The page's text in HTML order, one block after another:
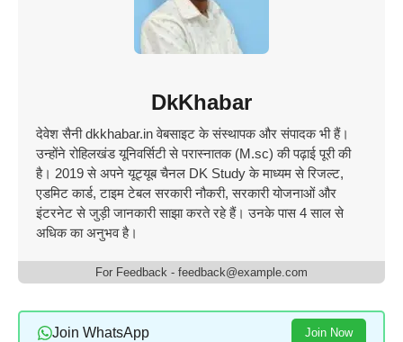
DkKhabar
देवेश सैनी dkkhabar.in वेबसाइट के संस्थापक और संपादक भी हैं।
उन्होंने रोहिलखंड यूनिवर्सिटी से परास्नातक (M.sc) की पढ़ाई पूरी की
है। 2019 से अपने यूट्यूब चैनल DK Study के माध्यम से रिजल्ट,
एडमिट कार्ड, टाइम टेबल सरकारी नौकरी, सरकारी योजनाओं और
इंटरनेट से जुड़ी जानकारी साझा करते रहे हैं। उनके पास 4 साल से
अधिक का अनुभव है।
For Feedback - feedback@example.com
Join WhatsApp Join Now